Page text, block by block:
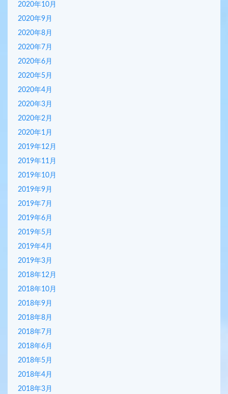
2020年10月
2020年9月
2020年8月
2020年7月
2020年6月
2020年5月
2020年4月
2020年3月
2020年2月
2020年1月
2019年12月
2019年11月
2019年10月
2019年9月
2019年7月
2019年6月
2019年5月
2019年4月
2019年3月
2018年12月
2018年10月
2018年9月
2018年8月
2018年7月
2018年6月
2018年5月
2018年4月
2018年3月